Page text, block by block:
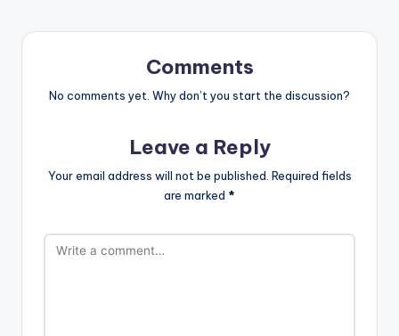
Comments
No comments yet. Why don’t you start the discussion?
Leave a Reply
Your email address will not be published. Required fields
are marked *